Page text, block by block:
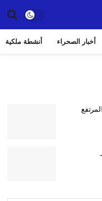
أخبار الصحراء أنشطة ملكية